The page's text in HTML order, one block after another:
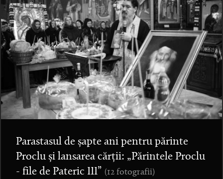
Parastasul de șapte ani pentru părinte
Proclu și lansarea cărții: „Părintele Proclu
- file de Pateric III” (12 fotografii)